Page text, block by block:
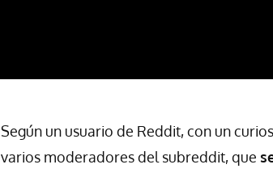
Según un usuario de Reddit, con un
varios moderadores del subreddit, que